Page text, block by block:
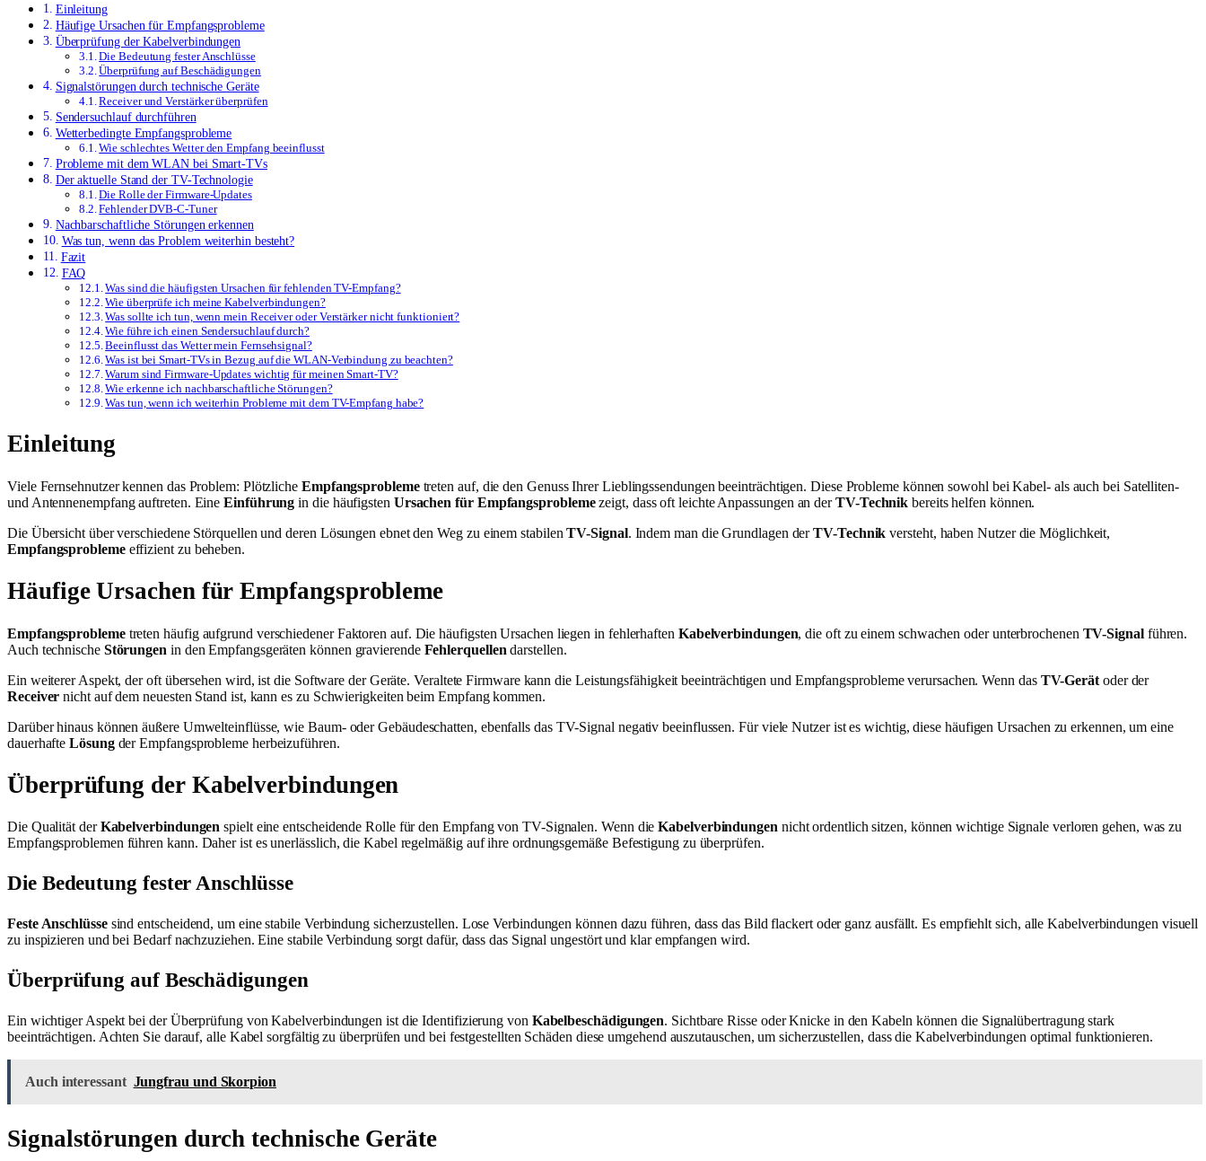
Einleitung
Häufige Ursachen für Empfangsprobleme
Überprüfung der Kabelverbindungen
Die Bedeutung fester Anschlüsse
Überprüfung auf Beschädigungen
Signalstörungen durch technische Geräte
Receiver und Verstärker überprüfen
Sendersuchlauf durchführen
Wetterbedingte Empfangsprobleme
Wie schlechtes Wetter den Empfang beeinflusst
Probleme mit dem WLAN bei Smart-TVs
Der aktuelle Stand der TV-Technologie
Die Rolle der Firmware-Updates
Fehlender DVB-C-Tuner
Nachbarschaftliche Störungen erkennen
Was tun, wenn das Problem weiterhin besteht?
Fazit
FAQ
Was sind die häufigsten Ursachen für fehlenden TV-Empfang?
Wie überprüfe ich meine Kabelverbindungen?
Was sollte ich tun, wenn mein Receiver oder Verstärker nicht funktioniert?
Wie führe ich einen Sendersuchlauf durch?
Beeinflusst das Wetter mein Fernsehsignal?
Was ist bei Smart-TVs in Bezug auf die WLAN-Verbindung zu beachten?
Warum sind Firmware-Updates wichtig für meinen Smart-TV?
Wie erkenne ich nachbarschaftliche Störungen?
Was tun, wenn ich weiterhin Probleme mit dem TV-Empfang habe?
Einleitung
Viele Fernsehnutzer kennen das Problem: Plötzliche Empfangsproblemetreten auf, die den Genuss Ihrer Lieblingssendungen beeinträchtigen. Diese Probleme können sowohl bei Kabel- als auch bei Satelliten-
und Antennenempfang auftreten. EineEinführung in die häufigsten Ursachen für Empfangsproblemezeigt, dass oft leichte Anpassungen an derTV-Technik bereits helfen können.
Die Übersicht über verschiedene Störquellen und deren Lösungen ebnet den Weg zu einem stabilenTV-Signal. Indem man die Grundlagen derTV-Technik versteht, haben Nutzer die Möglichkeit,
Empfangsproblemeeffizient zu beheben.
Häufige Ursachen für Empfangsprobleme
Empfangsproblemetreten häufig aufgrund verschiedener Faktoren auf. Die häufigsten Ursachen liegen in fehlerhaften Kabelverbindungen, die oft zu einem schwachen oder unterbrochenen TV-Signalführen.
Auch technische Störungen in den Empfangsgeräten können gravierende Fehlerquellen darstellen.
Ein weiterer Aspekt, der oft übersehen wird, ist die Software der Geräte. Veraltete Firmware kann die Leistungsfähigkeit beeinträchtigen und Empfangsprobleme verursachen. Wenn das TV-Gerätoder der
Receiver nicht auf dem neuesten Stand ist, kann es zu Schwierigkeiten beim Empfang kommen.
Darüber hinaus können äußere Umwelteinflüsse, wie Baum- oder Gebäudeschatten, ebenfalls das TV-Signal negativ beeinflussen. Für viele Nutzer ist es wichtig, diese häufigen Ursachen zu erkennen, um eine
dauerhafteLösungder Empfangsprobleme herbeizuführen.
Überprüfung der Kabelverbindungen
Die Qualität derKabelverbindungen spielt eine entscheidende Rolle für den Empfang von TV-Signalen. Wenn dieKabelverbindungen nicht ordentlich sitzen, können wichtige Signale verloren gehen, was zu
Empfangsproblemen führen kann. Daher ist es unerlässlich, die Kabel regelmäßig auf ihre ordnungsgemäße Befestigung zu überprüfen.
Die Bedeutung fester Anschlüsse
Feste Anschlüssesind entscheidend, um eine stabile Verbindung sicherzustellen. Lose Verbindungen können dazu führen, dass das Bild flackert oder ganz ausfällt. Es empfiehlt sich, alle Kabelverbindungen visuell
zu inspizieren und bei Bedarf nachzuziehen. Eine stabile Verbindung sorgt dafür, dass das Signal ungestört und klar empfangen wird.
Überprüfung auf Beschädigungen
Ein wichtiger Aspekt bei der Überprüfung von Kabelverbindungen ist die Identifizierung von Kabelbeschädigungen. Sichtbare Risse oder Knicke in den Kabeln können die Signalübertragung stark
beeinträchtigen. Achten Sie darauf, alle Kabel sorgfältig zu überprüfen und bei festgestellten Schäden diese umgehend auszutauschen, um sicherzustellen, dass die Kabelverbindungen optimal funktionieren.
Auch interessant Jungfrau und Skorpion
Signalstörungen durch technische Geräte